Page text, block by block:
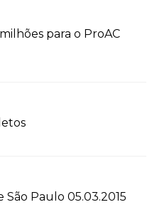
para o ProAC
São Paulo 05.03.2015